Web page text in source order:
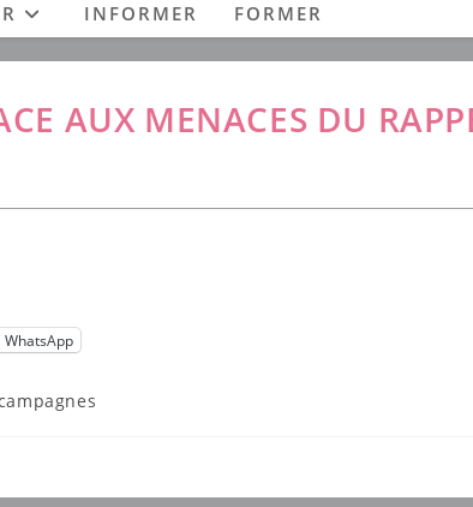
INFORMER FORMER
AUX MENACES DU
WhatsApp